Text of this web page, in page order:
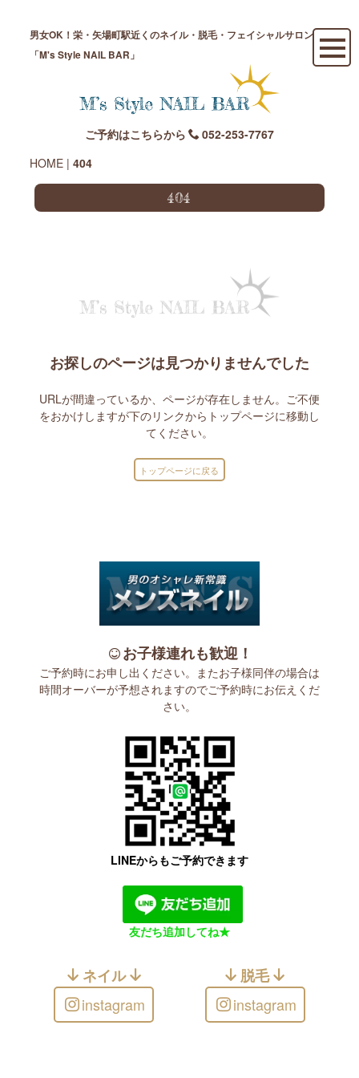
男女OK！栄・矢場町駅近くのネイル・脱毛・フェイシャルサロン
「M's Style NAIL BAR」
ご予約はこちらから
052-253-7767
HOME |404
404
お探しのページは見つかりませんでした
URLが間違っているか、ページが存在しません。ご不便
をおかけしますが下のリンクからトップページに移動し
てください。
トップページに戻る
お子様連れも歓迎！
ご予約時にお申し出ください。またお子様同伴の場合は
時間オーバーが予想されますのでご予約時にお伝えくだ
さい。
LINEからもご予約できます
友だち追加してね★
ネイル
instagram
脱毛
instagram